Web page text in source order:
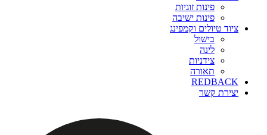
פינות זוגיות
פינות ישיבה
ציוד טיולים וקמפינג
בישול
לינה
צידניות
תאורה
REDBACK
יצירת קשר